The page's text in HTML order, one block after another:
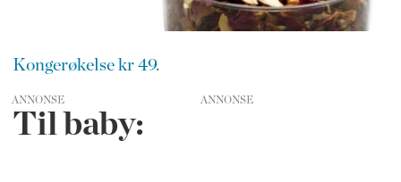
Kongerøkelse kr 49.
ANNONSE
Til baby: